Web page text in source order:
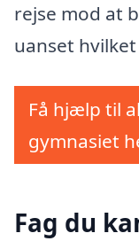
rejse mod at
uanset
Få hjælp til
gymnasiet
Fag du